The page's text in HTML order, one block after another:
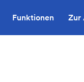
Funktionen Zur